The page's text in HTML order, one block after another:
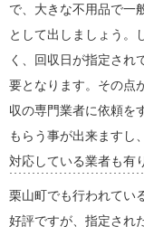
で、大きな不用品で一
として出しましょう。
く、回収日が指定され
要となります。その点
収の専門業者に依頼を
もらう事が出来ますし
対応している業者も有
栗山町でも行われてい
好評ですが、指定され